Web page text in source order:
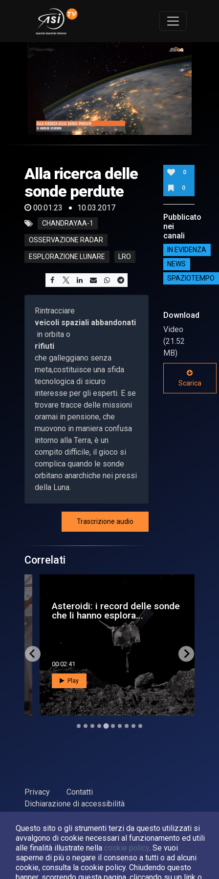
Questo sito o gli strumenti terzi da questo utilizzati si
avvalgono di cookie necessari al funzionamento ed utili
alle finalità illustrate nella cookie policy. Se vuoi
saperne di più o negare il consenso a tutti o ad alcuni
cookie, consulta la cookie policy. Chiudendo questo
of
23
seconds
Alla ricerca delle
sonde perdute
00:01:23 10.03.2017
CHANDRAYAA-1
OSSERVAZIONE RADAR
ESPLORAZIONE LUNARE LRO
Rintracciare
veicoli spaziali abbandonati
in orbita o
rifiuti
che galleggiano senza
meta,costituisce una sfida
tecnologica di sicuro
interesse per gli esperti. E se
trovare tracce delle missioni
oramai in pensione, che
muovono in maniera confusa
intorno alla Terra, è un
compito difficile, il gioco si
complica quando le sonde
orbitano anarchiche nei pressi
della Luna.
Trascrizione audio
0
0
Pubblicato
nei
canali
IN EVIDENZA
NEWS
SPAZIOTEMPO
Download
Video
(21.52
MB)
Scarica
Correlati
Asteroidi: i record delle sonde
che li hanno esplora...
00:02:41
Play
Privacy
Contatti
Dichiarazione di accessibilità
ASI Agenzia Spaziale Italiana, 2026. P.Iva 03638121008
Sviluppato daLPM
Seguici su: